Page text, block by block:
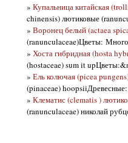
» Купальница китайская
chinensis) лютиковые
» Воронец белый (actaea
(ranunculaceae)Цветы:
» Хоста гибридная (hosta
(hostaceae) sum it
» Ель колючая (picea
(pinaceae)
» Клематис (clematis )
(ranunculaceae) николай